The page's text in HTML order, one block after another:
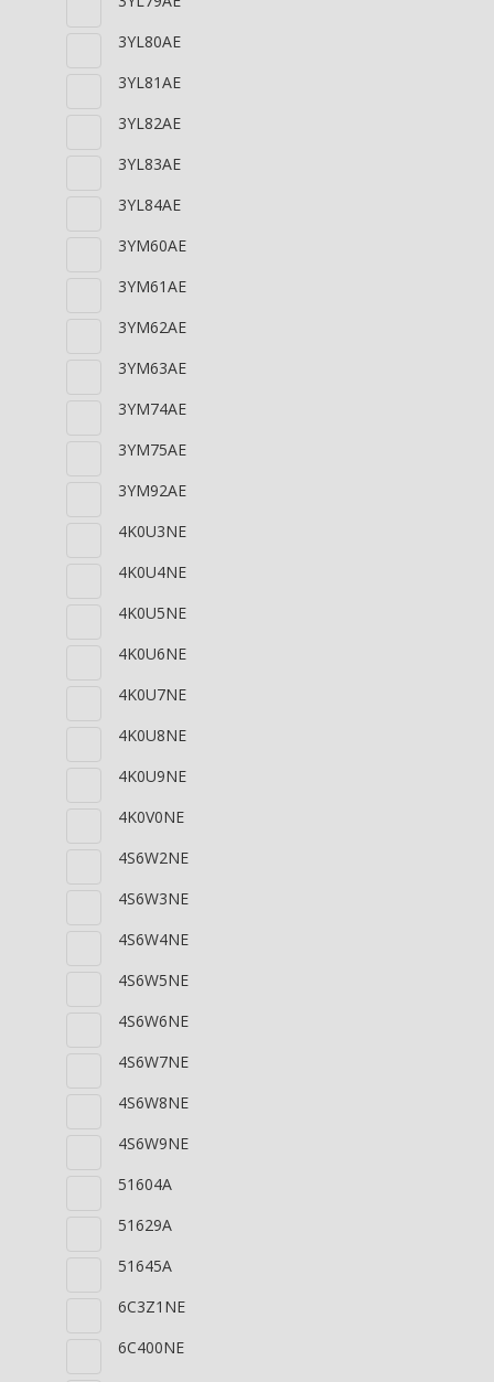
3YL80AE
3YL81AE
3YL82AE
3YL83AE
3YL84AE
3YM60AE
3YM61AE
3YM62AE
3YM63AE
3YM74AE
3YM75AE
3YM92AE
4K0U3NE
4K0U4NE
4K0U5NE
4K0U6NE
4K0U7NE
4K0U8NE
4K0U9NE
4K0V0NE
4S6W2NE
4S6W3NE
4S6W4NE
4S6W5NE
4S6W6NE
4S6W7NE
4S6W8NE
4S6W9NE
51604A
51629A
51645A
6C3Z1NE
6C400NE